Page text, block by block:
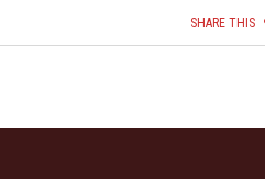
SHARE THIS